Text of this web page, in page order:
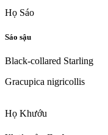
Họ Sáo
Sáo sậu
Black-collared Starling
Gracupica nigricollis
Họ Khướu